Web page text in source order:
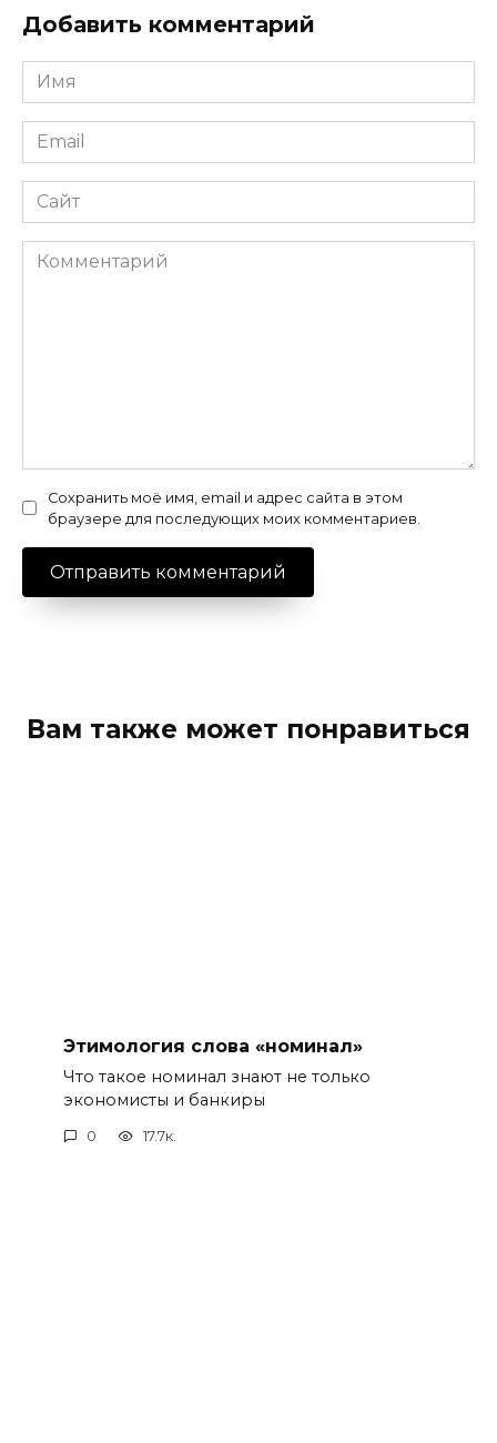
Добавить комментарий
Имя
*
Email
*
Сайт
Комментарий
Сохранить моё имя, email и адрес сайта в этом
браузере для последующих моих комментариев.
Вам также может понравиться
Этимология слова «номинал»
Что такое номинал знают не только
экономисты и банкиры
0 17.7к.